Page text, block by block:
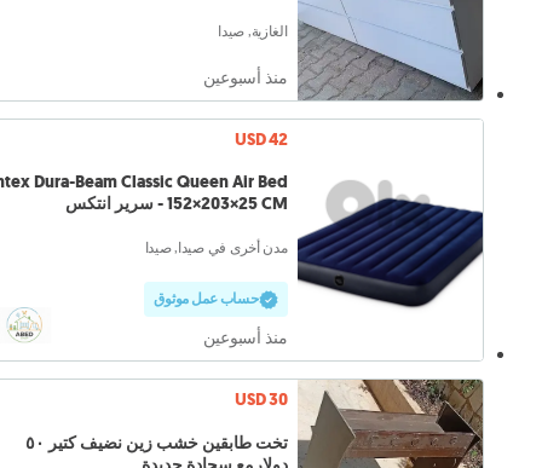
الغازية, صيدا
منذ أسبوعين
USD 42
Dura-Beam Classic Queen Air Bed
152×203×25 CM - سرير انتكس
مدن أخرى في صيدا, صيدا
حساب عمل موثوق
منذ أسبوعين
USD 30
تخت طابقين خشب زين نضيف كتير ٥٠